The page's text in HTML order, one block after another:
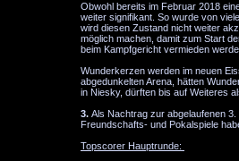
Obwohl bereits im Februar 2018
weiter signifikant. So wurde von
wird diesen Zustand nicht weiter
möglich machen, damit zum Start
beim Kampfgericht vermieden
Wunderkerzen werden im neuen
abgedunkelten Arena, hätten
in Niesky, dürften bis auf Weiteres
3. Als Nachtrag zur abgelaufenen
Freundschafts- und Pokalspiele
Topscorer Hauptrunde: